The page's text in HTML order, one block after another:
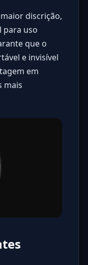
discrição,
para uso
que o
e invisível
em
mais